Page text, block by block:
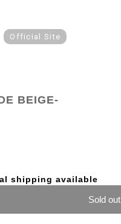
Official Site
BEIGE-
shipping available
Sold out